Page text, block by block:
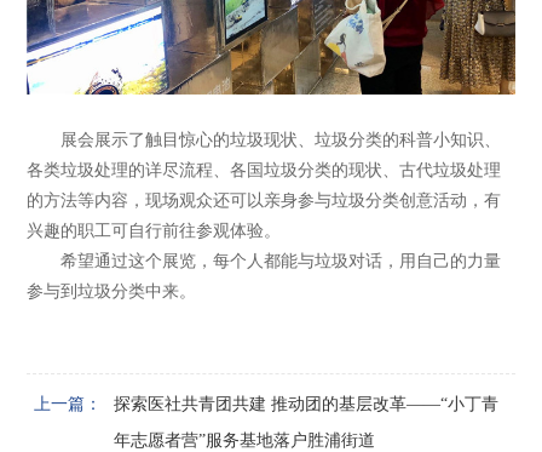
展会展示了触目惊心的垃圾现状、垃圾分类的科普小知识、
各类垃圾处理的详尽流程、各国垃圾分类的现状、古代垃圾处理
的方法等内容，现场观众还可以亲身参与垃圾分类创意活动，有
兴趣的职工可自行前往参观体验。
希望通过这个展览，每个人都能与垃圾对话，用自己的力量
参与到垃圾分类中来。
上一篇：
探索医社共青团共建 推动团的基层改革——“小丁青
年志愿者营”服务基地落户胜浦街道